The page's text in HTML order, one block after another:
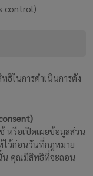
control)
ในการดำเนินการดัง
หรือเปิดเผยข้อมูลส่วน
ว้ก่อนวันที่กฎหมาย
น คุณมีสิทธิที่จะถอน